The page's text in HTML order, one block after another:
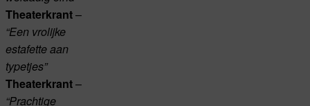
Theaterkrant–
“Een vrolijke
estafette aan
typetjes”
Theaterkrant–
“Prachtige